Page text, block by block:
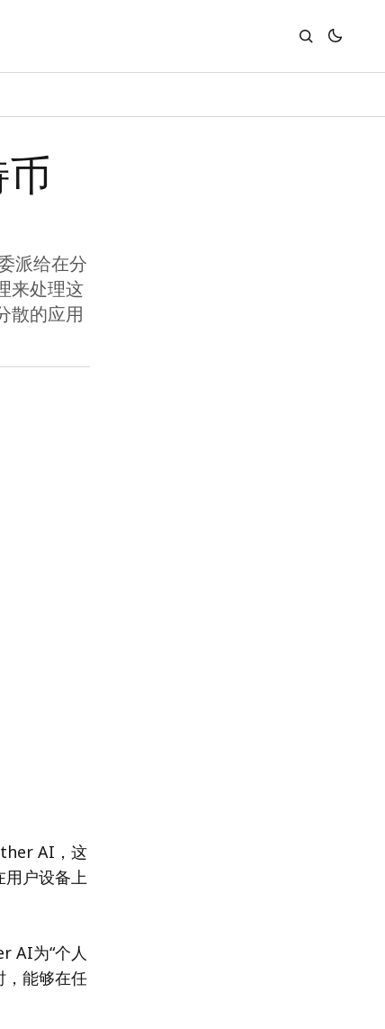
派给在分
来处理这
散的应用
AI，这
用户设备上
AI为“个人
，能够在任